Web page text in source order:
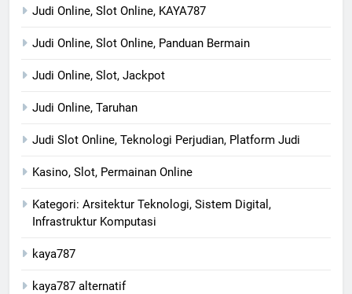
Judi Online, Slot Online, KAYA787
Judi Online, Slot Online, Panduan Bermain
Judi Online, Slot, Jackpot
Judi Online, Taruhan
Judi Slot Online, Teknologi Perjudian, Platform Judi
Kasino, Slot, Permainan Online
Kategori: Arsitektur Teknologi, Sistem Digital,
Infrastruktur Komputasi
kaya787
kaya787 alternatif